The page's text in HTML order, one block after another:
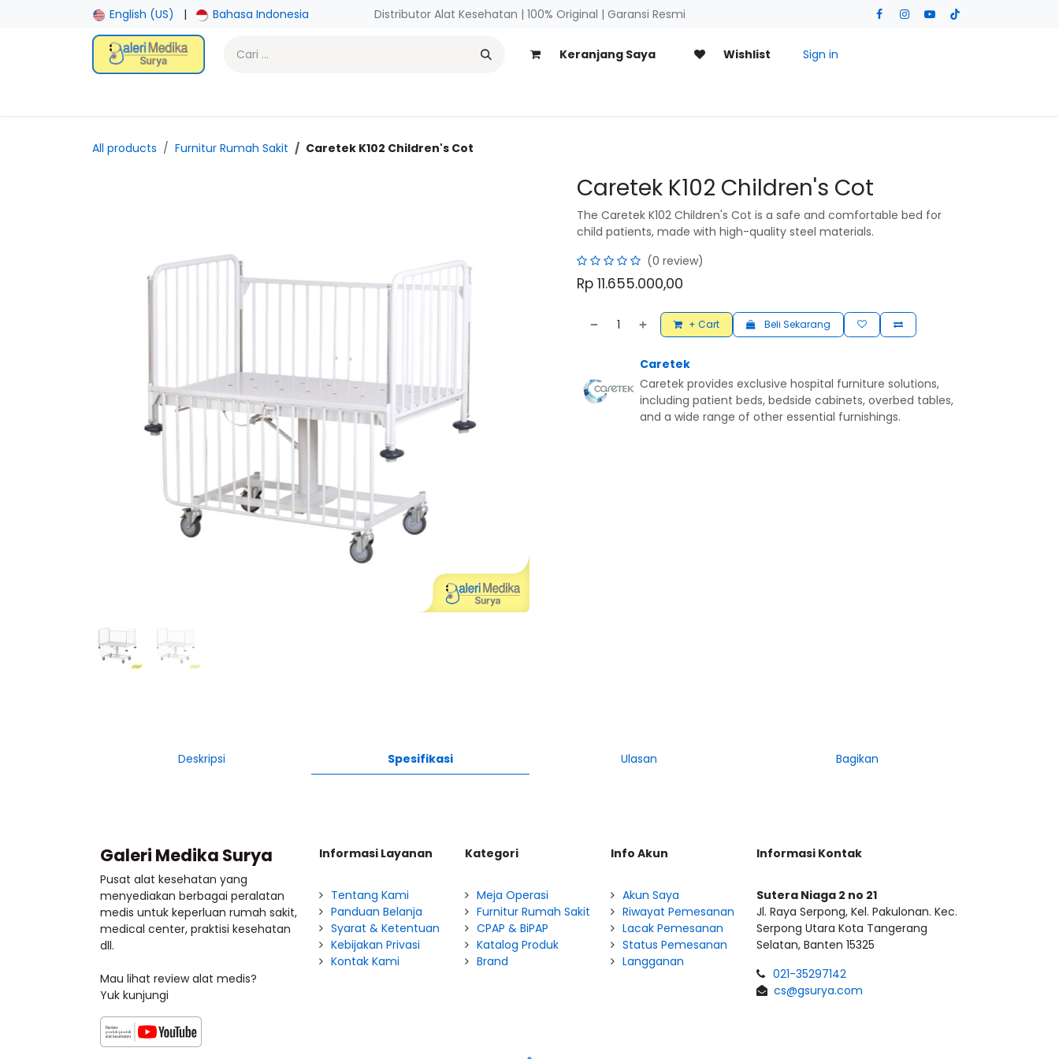
English (US) | Bahasa Indonesia Distributor Alat Kesehatan | 100% Original | ​Garansi Resmi
Keranjang Saya Wishlist Sign in
All products Furnitur Rumah Sakit Caretek K102 Children's Cot
Caretek K102 Children's Cot
The Caretek K102 Children's Cot is a safe and comfortable bed for
child patients, made with high-quality steel materials.
(0 review)
Rp 11.655.000,00
+ Cart Beli Sekarang
Caretek
Caretek provides exclusive hospital furniture solutions,
including patient beds, bedside cabinets, overbed tables,
and a wide range of other essential furnishings.
Deskripsi Spesifikasi Ulasan Bagikan
Galeri Medika Surya
Pusat alat kesehatan yang
menyediakan berbagai peralatan
medis untuk keperluan rumah sakit,
medical center, praktisi kesehatan
dll.
Mau lihat review alat medis?
Yuk kunjungi
Informasi Layanan
Tentang Kami
Panduan Belanja
Syarat & Ketentuan
Kebijakan Privasi
Kontak Kami
Kategori
Meja Operasi
Furnitur Rumah Sakit
CPAP & BiPAP
Katalog Produk
Brand
Info Akun
Akun Saya
Riwayat Pemesanan
Lacak Pemesanan
Status Pemesanan
Langganan
Informasi Kontak
Sutera Niaga 2 no 21
Jl. Raya Serpong, Kel. Pakulonan. Kec.
Serpong Utara Kota Tangerang
Selatan, Banten 15325
021-35297142
cs@gsurya.com